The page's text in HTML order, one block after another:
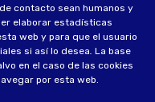
contacto sean humanos y
elaborar estadísticas
web y para que el usuario
si así lo desea. La base
en el caso de las cookies
por esta web.